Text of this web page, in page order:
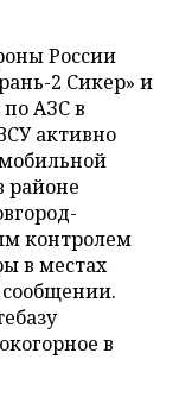
России
2 Сикер» и
АЗС в
активно
районе
контролем
в местах
сообщении.
в